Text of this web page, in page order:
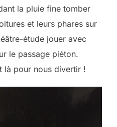
la pluie fine tomber
et leurs phares sur
étude jouer avec
le passage piéton.
là pour nous divertir !